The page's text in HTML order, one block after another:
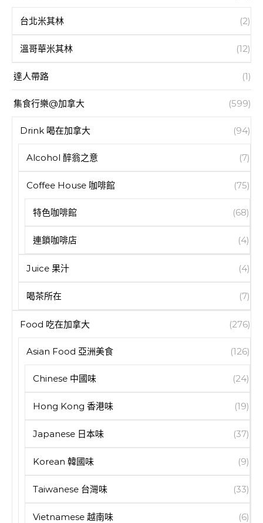
台北米其林 (2)
溫哥華米其林 (12)
達人帶路 (1)
集食行樂@加拿大 (599)
Drink 喝在加拿大 (94)
Alcohol 醉翁之意 (7)
Coffee House 咖啡館 (75)
特色咖啡館 (68)
連鎖咖啡店 (4)
Juice 果汁 (4)
喝茶所在 (7)
Food 吃在加拿大 (276)
Asian Food 亞洲美食 (126)
Chinese 中國味 (24)
Hong Kong 香港味 (19)
Japanese 日本味 (37)
Korean 韓國味 (9)
Taiwanese 台灣味 (33)
Vietnamese 越南味 (6)